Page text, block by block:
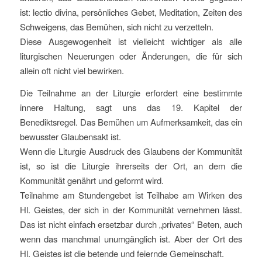
ist: lectio divina, persönliches Gebet, Meditation, Zeiten des
Schweigens, das Bemühen, sich nicht zu verzetteln.
Diese Ausgewogenheit ist vielleicht wichtiger als alle
liturgischen Neuerungen oder Änderungen, die für sich
allein oft nicht viel bewirken.
Die Teilnahme an der Liturgie erfordert eine bestimmte
innere Haltung, sagt uns das 19. Kapitel der
Benediktsregel. Das Bemühen um Aufmerksamkeit, das ein
bewusster Glaubensakt ist.
Wenn die Liturgie Ausdruck des Glaubens der Kommunität
ist, so ist die Liturgie ihrerseits der Ort, an dem die
Kommunität genährt und geformt wird.
Teilnahme am Stundengebet ist Teilhabe am Wirken des
Hl. Geistes, der sich in der Kommunität vernehmen lässt.
Das ist nicht einfach ersetzbar durch „privates“ Beten, auch
wenn das manchmal unumgänglich ist. Aber der Ort des
Hl. Geistes ist die betende und feiernde Gemeinschaft.